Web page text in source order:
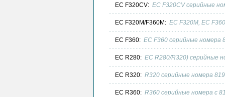
EC F320CV: EC F320CV серийные
EC F320M/F360M: EC F320M, EC
EC F360: EC F360 серийные номера
EC R280: EC R280/R320) серийные
EC R320: R320 серийные номера
EC R360: R360 серийные номера c